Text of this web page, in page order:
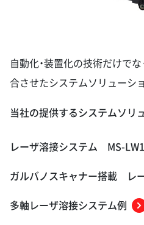
自動化・装置化の技術だけで
合させたシステムソリューシ
当社の提供するシステムソリ
レーザ溶接システム MS-
ガルバノスキャナー搭載 レ
多軸レーザ溶接システム例